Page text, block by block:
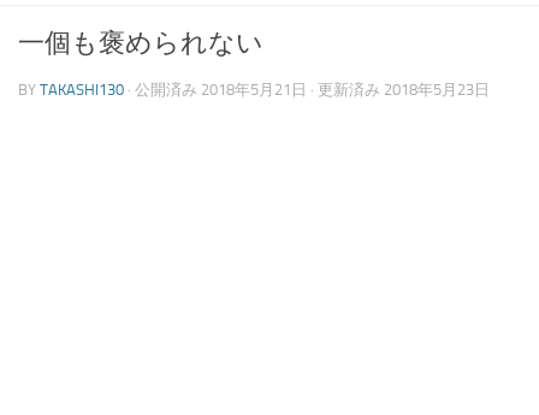
一個も褒められない
BY TAKASHI130 · 公開済み 2018年5月21日 · 更新済み 2018年5月23日